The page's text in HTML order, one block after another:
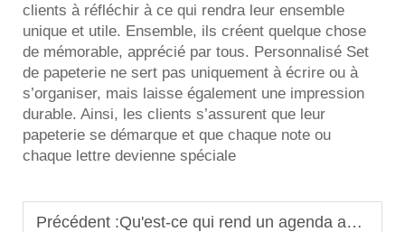
clients à réfléchir à ce qui rendra leur ensemble
unique et utile. Ensemble, ils créent quelque chose
de mémorable, apprécié par tous. Personnalisé Set
de papeterie ne sert pas uniquement à écrire ou à
s’organiser, mais laisse également une impression
durable. Ainsi, les clients s’assurent que leur
papeterie se démarque et que chaque note ou
chaque lettre devienne spéciale
Précédent :Qu'est-ce qui rend un agenda adapté à la personnalisation par des équipementiers ?